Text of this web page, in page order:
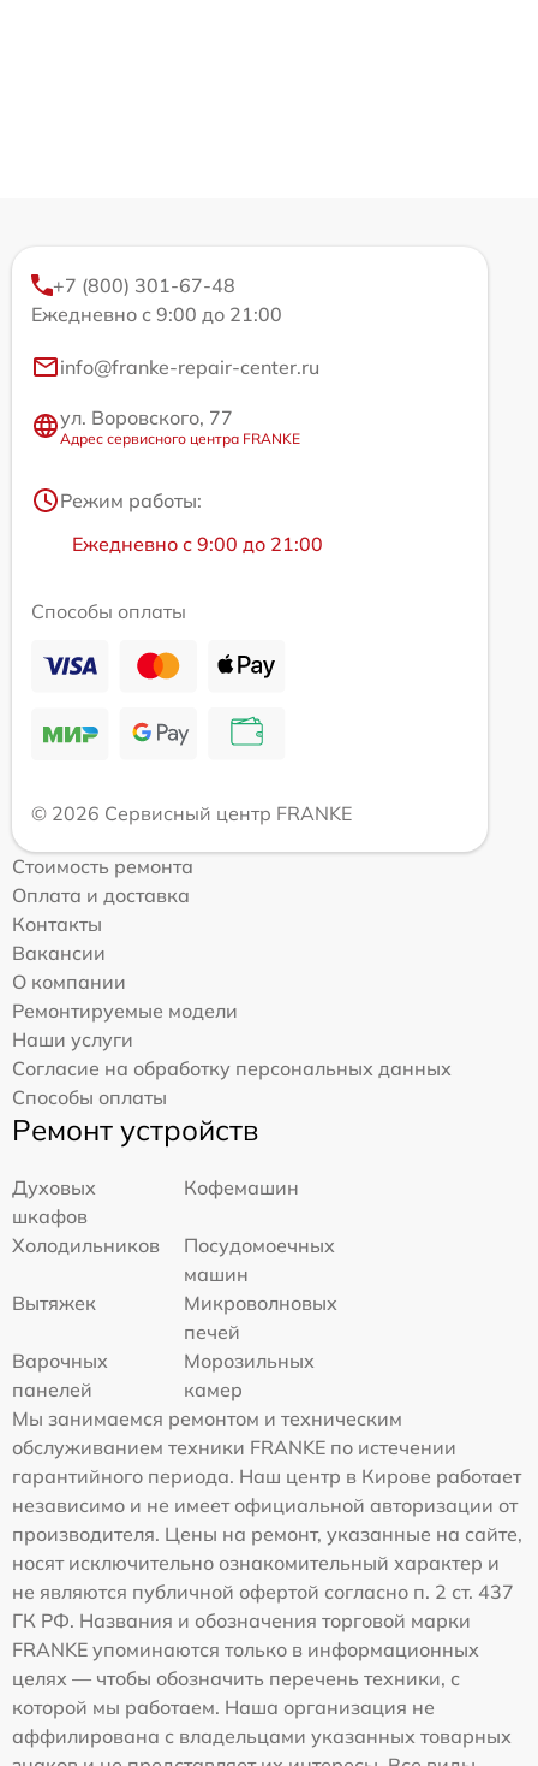
+7 (800) 301-67-48
Ежедневно с 9:00 до 21:00
info@franke-repair-center.ru
ул. Воровского, 77
Адрес сервисного центра FRANKE
Режим работы:
Ежедневно с 9:00 до 21:00
Способы оплаты
© 2026 Сервисный центр FRANKE
Стоимость ремонта
Оплата и доставка
Контакты
Вакансии
О компании
Ремонтируемые модели
Наши услуги
Согласие на обработку персональных данных
Способы оплаты
Ремонт устройств
Духовых
шкафов
Кофемашин
Холодильников
Посудомоечных
машин
Вытяжек
Микроволновых
печей
Варочных
панелей
Морозильных
камер
Мы занимаемся ремонтом и техническим
обслуживанием техники FRANKE по истечении
гарантийного периода. Наш центр в Кирове работает
независимо и не имеет официальной авторизации от
производителя. Цены на ремонт, указанные на сайте,
носят исключительно ознакомительный характер и
не являются публичной офертой согласно п. 2 ст. 437
ГК РФ. Названия и обозначения торговой марки
FRANKE упоминаются только в информационных
целях — чтобы обозначить перечень техники, с
которой мы работаем. Наша организация не
аффилирована с владельцами указанных товарных